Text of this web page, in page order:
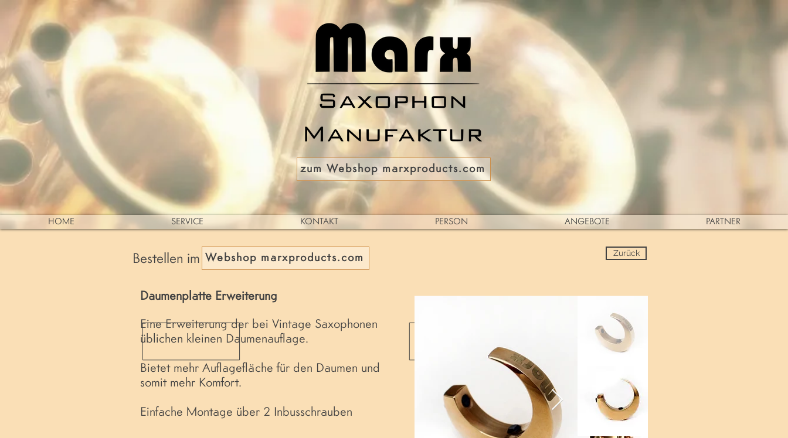
zum Webshop marxproducts.com
HOME SERVICE KONTAKT PERSON ANGEBOTE PARTNER
Bestellen im Webshop marxproducts.com
Daumenplatte Erweiterung
Eine Erweiterung der bei Vintage Saxophonen
üblichen kleinen Daumenauflage.
Bietet mehr Auflagefläche für den Daumen und
somit mehr Komfort.
Einfache Montage über 2 Inbusschrauben
Zurück